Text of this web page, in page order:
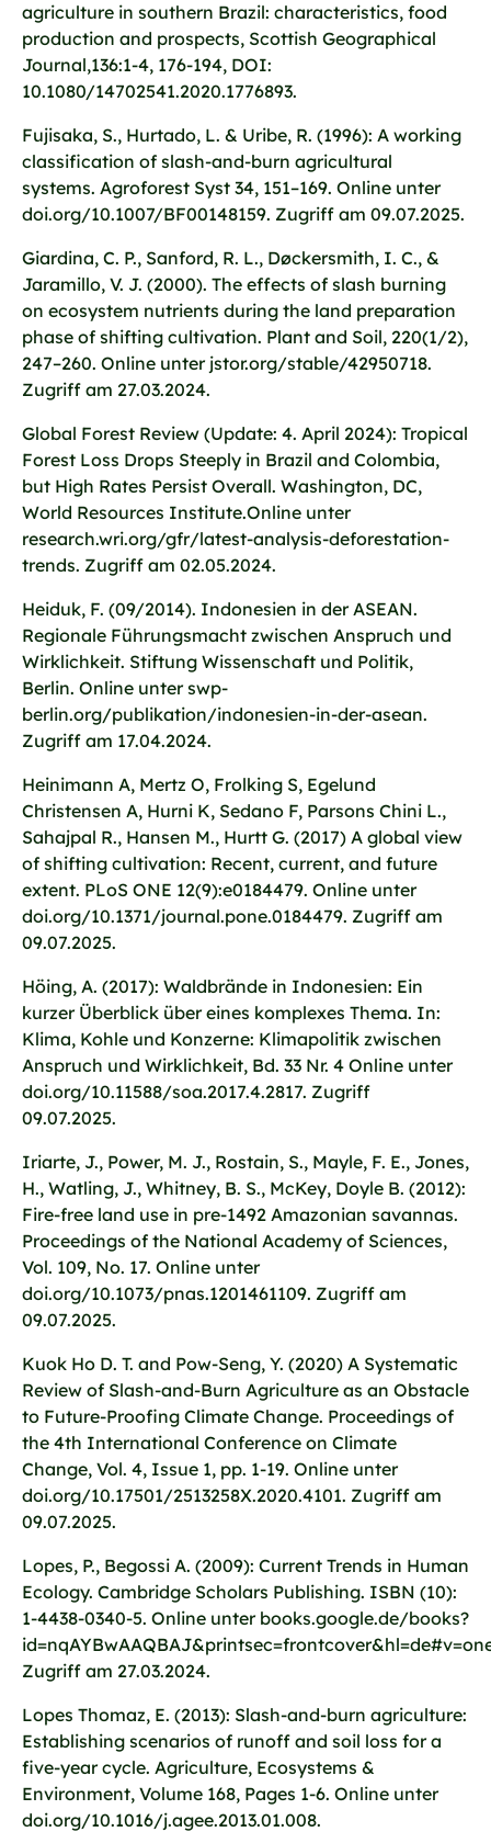
agriculture in southern Brazil: characteristics, food
production and prospects, Scottish Geographical
Journal,136:1-4, 176-194, DOI:
10.1080/14702541.2020.1776893.
Fujisaka, S., Hurtado, L. & Uribe, R. (1996): A working
classification of slash-and-burn agricultural
systems. Agroforest Syst 34, 151–169. Online unter
doi.org/10.1007/BF00148159. Zugriff am 09.07.2025.
Giardina, C. P., Sanford, R. L., Døckersmith, I. C., &
Jaramillo, V. J. (2000). The effects of slash burning
on ecosystem nutrients during the land preparation
phase of shifting cultivation. Plant and Soil, 220(1/2),
247–260. Online unter jstor.org/stable/42950718.
Zugriff am 27.03.2024.
Global Forest Review (Update: 4. April 2024): Tropical
Forest Loss Drops Steeply in Brazil and Colombia,
but High Rates Persist Overall. Washington, DC,
World Resources Institute.Online unter
research.wri.org/gfr/latest-analysis-deforestation-
trends. Zugriff am 02.05.2024.
Heiduk, F. (09/2014). Indonesien in der ASEAN.
Regionale Führungsmacht zwischen Anspruch und
Wirklichkeit. Stiftung Wissenschaft und Politik,
Berlin. Online unter swp-
berlin.org/publikation/indonesien-in-der-asean.
Zugriff am 17.04.2024.
Heinimann A, Mertz O, Frolking S, Egelund
Christensen A, Hurni K, Sedano F, Parsons Chini L.,
Sahajpal R., Hansen M., Hurtt G. (2017) A global view
of shifting cultivation: Recent, current, and future
extent. PLoS ONE 12(9):e0184479. Online unter
doi.org/10.1371/journal.pone.0184479. Zugriff am
09.07.2025.
Höing, A. (2017): Waldbrände in Indonesien: Ein
kurzer Überblick über eines komplexes Thema. In:
Klima, Kohle und Konzerne: Klimapolitik zwischen
Anspruch und Wirklichkeit, Bd. 33 Nr. 4 Online unter
doi.org/10.11588/soa.2017.4.2817. Zugriff
09.07.2025.
Iriarte, J., Power, M. J., Rostain, S., Mayle, F. E., Jones,
H., Watling, J., Whitney, B. S., McKey, Doyle B. (2012):
Fire-free land use in pre-1492 Amazonian savannas.
Proceedings of the National Academy of Sciences,
Vol. 109, No. 17. Online unter
doi.org/10.1073/pnas.1201461109. Zugriff am
09.07.2025.
Kuok Ho D. T. and Pow-Seng, Y. (2020) A Systematic
Review of Slash-and-Burn Agriculture as an Obstacle
to Future-Proofing Climate Change. Proceedings of
the 4th International Conference on Climate
Change, Vol. 4, Issue 1, pp. 1-19. Online unter
doi.org/10.17501/2513258X.2020.4101. Zugriff am
09.07.2025.
Lopes, P., Begossi A. (2009): Current Trends in Human
Ecology. Cambridge Scholars Publishing. ISBN (10):
1-4438-0340-5. Online unter books.google.de/books?
Zugriff am 27.03.2024.
Lopes Thomaz, E. (2013): Slash-and-burn agriculture:
Establishing scenarios of runoff and soil loss for a
five-year cycle. Agriculture, Ecosystems &
Environment, Volume 168, Pages 1-6. Online unter
doi.org/10.1016/j.agee.2013.01.008.